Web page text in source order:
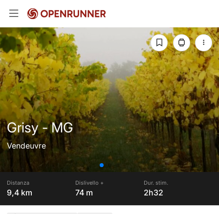
Grisy - MG
Vendeuvre
Distanza
9,4 km
Dislivello +
74 m
Dur. stim.
2h32